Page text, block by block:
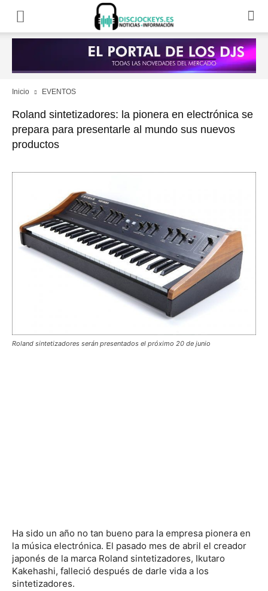
Inicio EVENTOS
Roland sintetizadores: la pionera en electrónica se
prepara para presentarle al mundo sus nuevos
productos
Roland sintetizadores serán presentados el próximo 20 de junio
Ha sido un año no tan bueno para la empresa pionera en
la música electrónica. El pasado mes de abril el creador
japonés de la marca Roland sintetizadores, Ikutaro
Kakehashi, falleció después de darle vida a los
sintetizadores.